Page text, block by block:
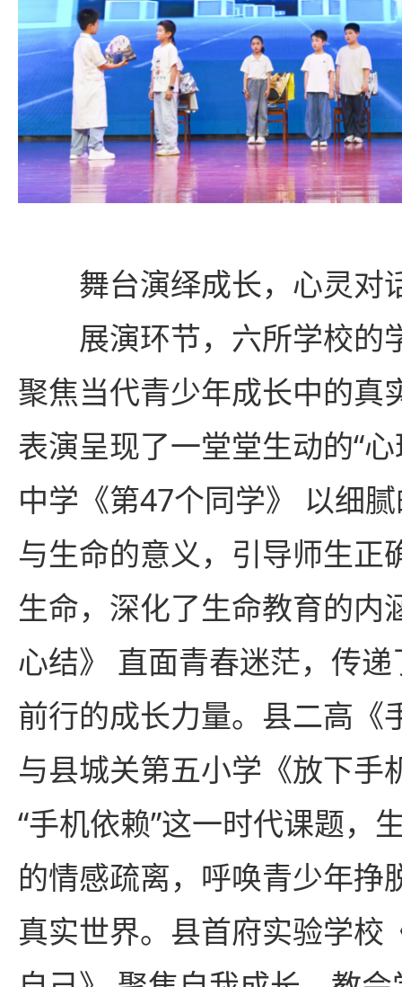
舞台演绎成长，心灵对
展演环节，六所学校的
聚焦当代青少年成长中的真
表演呈现了一堂堂生动的“
中学《第47个同学》 以细
与生命的意义，引导师生正
生命，深化了生命教育的内
心结》 直面青春迷茫，传
前行的成长力量。县二高《
与县城关第五小学《放下手
“手机依赖”这一时代课题，
的情感疏离，呼唤青少年挣
真实世界。县首府实验学校